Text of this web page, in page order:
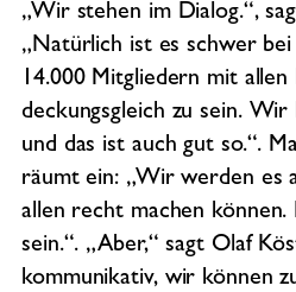
„Wir stehen im Dialog.“,
„Natürlich ist es schwer
14.000 Mitgliedern mit allen
deckungsgleich zu sein.
und das ist auch gut so.“.
räumt ein: „Wir werden es
allen recht machen können.
sein.“. „Aber,“ sagt Olaf
kommunikativ, wir können